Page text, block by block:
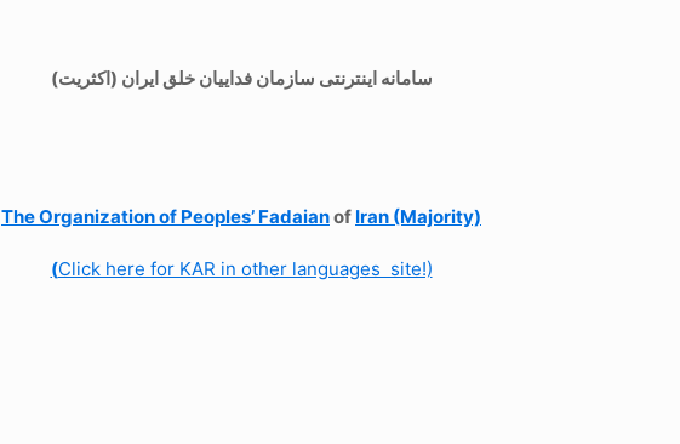
سامانه اینترنتی سازمان فداییان خلق ایران (اکثریت)
The Organization of Peoples’ Fadaianof Iran (Majority)
(Click here for KAR in other languages site!)